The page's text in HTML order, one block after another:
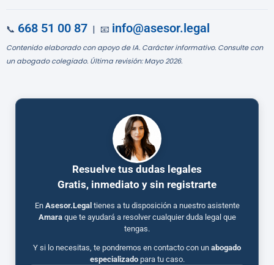
📞 668 51 00 87 | 📧 info@asesor.legal
Contenido elaborado con apoyo de IA. Carácter informativo. Consulte con
un abogado colegiado. Última revisión: Mayo 2026.
Resuelve tus dudas legales
Gratis, inmediato y sin registrarte
En Asesor.Legal tienes a tu disposición a nuestro asistente
Amaraque te ayudará a resolver cualquier duda legal que
tengas.
Y si lo necesitas, te pondremos en contacto con un abogado
especializadopara tu caso.